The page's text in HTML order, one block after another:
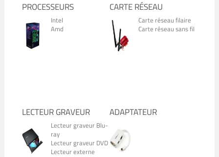
PROCESSEURS
Intel
Amd
CARTE RÉSEAU
Carte réseau filaire
Carte réseau sans fil
LECTEUR GRAVEUR
Lecteur graveur Blu-
ray
Lecteur graveur DVD
Lecteur externe
ADAPTATEUR